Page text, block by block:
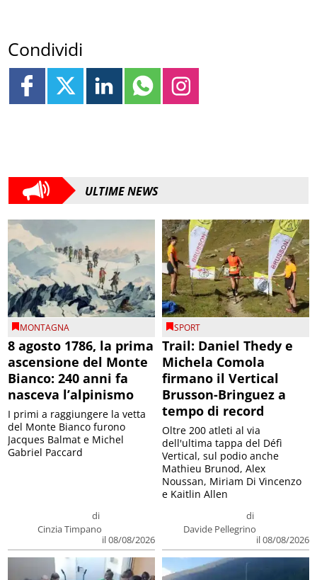
Condividi
ULTIME NEWS
MONTAGNA
8 agosto 1786, la prima
ascensione del Monte
Bianco: 240 anni fa
nasceva l’alpinismo
di
Cinzia Timpano
il 08/08/2026
I primi a raggiungere la vetta
del Monte Bianco furono
Jacques Balmat e Michel
Gabriel Paccard
SPORT
Trail: Daniel Thedy e
Michela Comola
firmano il Vertical
Brusson-Bringuez a
tempo di record
di
Davide Pellegrino
il 08/08/2026
Oltre 200 atleti al via
dell'ultima tappa del Défì
Vertical, sul podio anche
Mathieu Brunod, Alex
Noussan, Miriam Di Vincenzo
e Kaitlin Allen